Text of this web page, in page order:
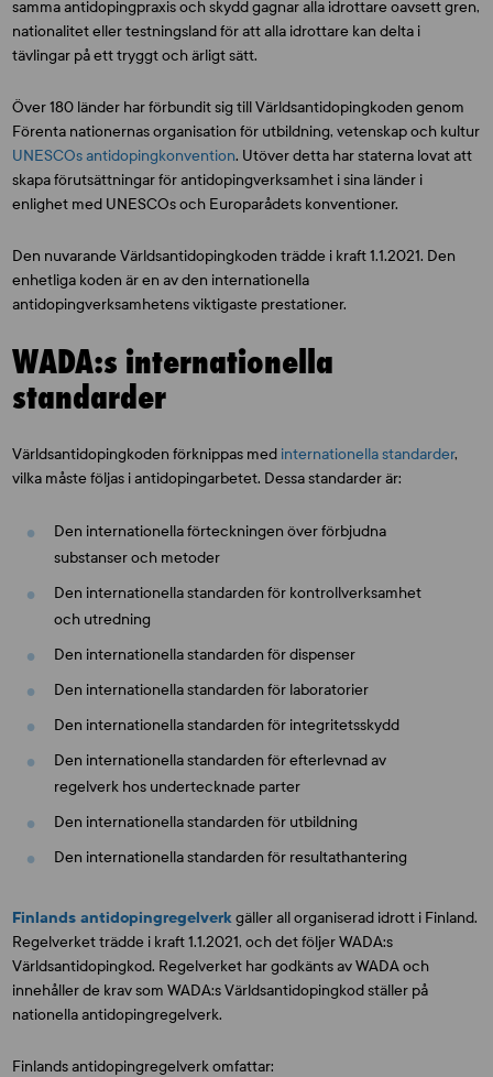
samma antidopingpraxis och skydd gagnar alla idrottare oavsett gren,
nationalitet eller testningsland för att alla idrottare kan delta i
tävlingar på ett tryggt och ärligt sätt.
Över 180 länder har förbundit sig till Världsantidopingkoden genom
Förenta nationernas organisation för utbildning, vetenskap och kultur
UNESCOs antidopingkonvention. Utöver detta har staterna lovat att
skapa förutsättningar för antidopingverksamhet i sina länder i
enlighet med UNESCOs och Europarådets konventioner.
Den nuvarande Världsantidopingkoden trädde i kraft 1.1.2021. Den
enhetliga koden är en av den internationella
antidopingverksamhetens viktigaste prestationer.
WADA:s internationella
standarder
Världsantidopingkoden förknippas med internationella standarder,
vilka måste följas i antidopingarbetet. Dessa standarder är:
Den internationella förteckningen över förbjudna
substanser och metoder
Den internationella standarden för kontrollverksamhet
och utredning
Den internationella standarden för dispenser
Den internationella standarden för laboratorier
Den internationella standarden för integritetsskydd
Den internationella standarden för efterlevnad av
regelverk hos undertecknade parter
Den internationella standarden för utbildning
Den internationella standarden för resultathantering
Finlands antidopingregelverkgäller all organiserad idrott i Finland.
Regelverket trädde i kraft 1.1.2021, och det följer WADA:s
Världsantidopingkod. Regelverket har godkänts av WADA och
innehåller de krav som WADA:s Världsantidopingkod ställer på
nationella antidopingregelverk.
Finlands antidopingregelverk omfattar: